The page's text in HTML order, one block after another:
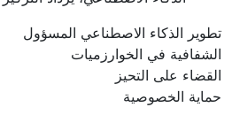
تطوير الذكاء الاصطناعي المسؤول
الشفافية في الخوارزميات
القضاء على التحيز
حماية الخصوصية